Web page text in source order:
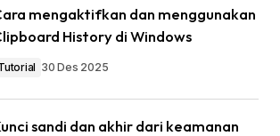
mengaktifkan dan menggunakan
History di Windows
30 Des 2025
sandi dan akhir dari keamanan